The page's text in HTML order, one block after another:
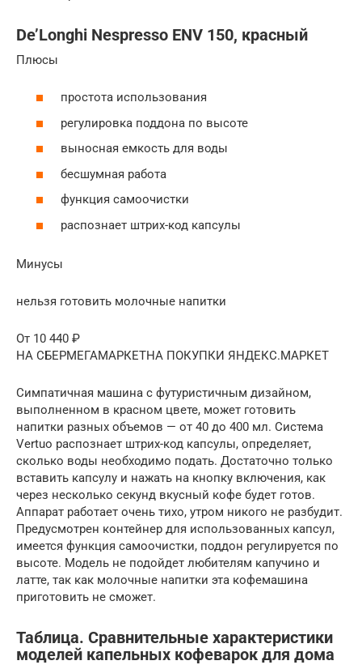
De’Longhi Nespresso ENV 150, красный
Плюсы
простота использования
регулировка поддона по высоте
выносная емкость для воды
бесшумная работа
функция самоочистки
распознает штрих-код капсулы
Минусы
нельзя готовить молочные напитки
От 10 440 ₽
НА СБЕРМЕГАМАРКЕТНА ПОКУПКИ ЯНДЕКС.МАРКЕТ
Симпатичная машина с футуристичным дизайном,
выполненном в красном цвете, может готовить
напитки разных объемов — от 40 до 400 мл. Система
Vertuo распознает штрих-код капсулы, определяет,
сколько воды необходимо подать. Достаточно только
вставить капсулу и нажать на кнопку включения, как
через несколько секунд вкусный кофе будет готов.
Аппарат работает очень тихо, утром никого не разбудит.
Предусмотрен контейнер для использованных капсул,
имеется функция самоочистки, поддон регулируется по
высоте. Модель не подойдет любителям капучино и
латте, так как молочные напитки эта кофемашина
приготовить не сможет.
Таблица. Сравнительные характеристики
моделей капельных кофеварок для дома